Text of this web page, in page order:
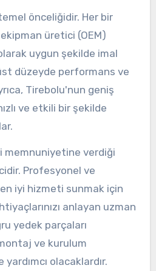
önceliğidir. Her bir
üretici (OEM)
uygun şekilde imal
düzeyde performans ve
Tirebolu'nun geniş
ve etkili bir şekilde
memnuniyetine verdiği
Profesyonel ve
iyi hizmeti sunmak için
anlayan uzman
yedek parçaları
ve kurulum
olacaklardır.